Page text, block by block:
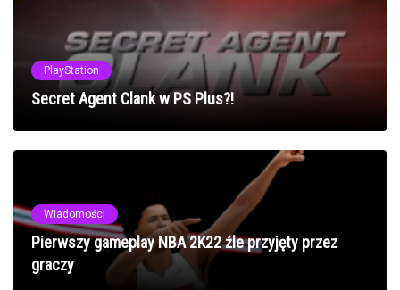
PlayStation
Secret Agent Clank w PS Plus?!
Wiadomości
Pierwszy gameplay NBA 2K22 źle przyjęty przez
graczy